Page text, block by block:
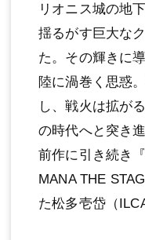
リオニス城の地
揺るがす巨⼤な
た。その輝きに
陸に渦巻く思惑
し、戦⽕は拡が
の時代へと突き
前作に引き続き
MANA THE
た松多壱岱（